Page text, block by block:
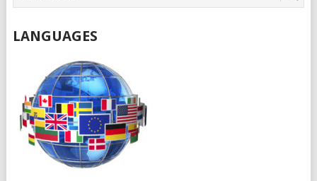
LANGUAGES